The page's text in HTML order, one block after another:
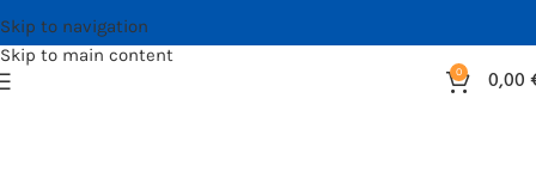
Skip to navigation
Skip to main content
0 0,00